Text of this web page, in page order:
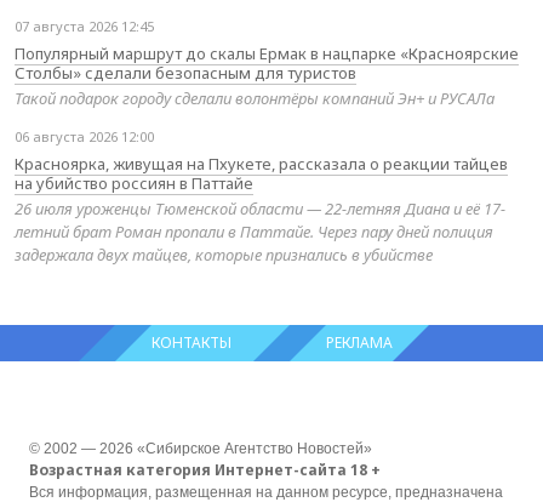
07 августа 2026 12:45
Популярный маршрут до скалы Ермак в нацпарке «Красноярские
Столбы» сделали безопасным для туристов
Такой подарок городу сделали волонтёры компаний Эн+ и РУСАЛа
06 августа 2026 12:00
Красноярка, живущая на Пхукете, рассказала о реакции тайцев
на убийство россиян в Паттайе
26 июля уроженцы Тюменской области — 22-летняя Диана и её 17-
летний брат Роман пропали в Паттайе. Через пару дней полиция
задержала двух тайцев, которые признались в убийстве
КОНТАКТЫ РЕКЛАМА
© 2002 — 2026 «Сибирское Агентство Новостей»
Возрастная категория Интернет-сайта 18 +
Вся информация, размещенная на данном ресурсе, предназначена